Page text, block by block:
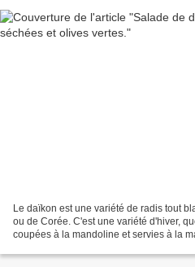
Le daïkon est une variété de radis tout
ou de Corée. C'est une variété d'hiver,
coupées à la mandoline et servies à la